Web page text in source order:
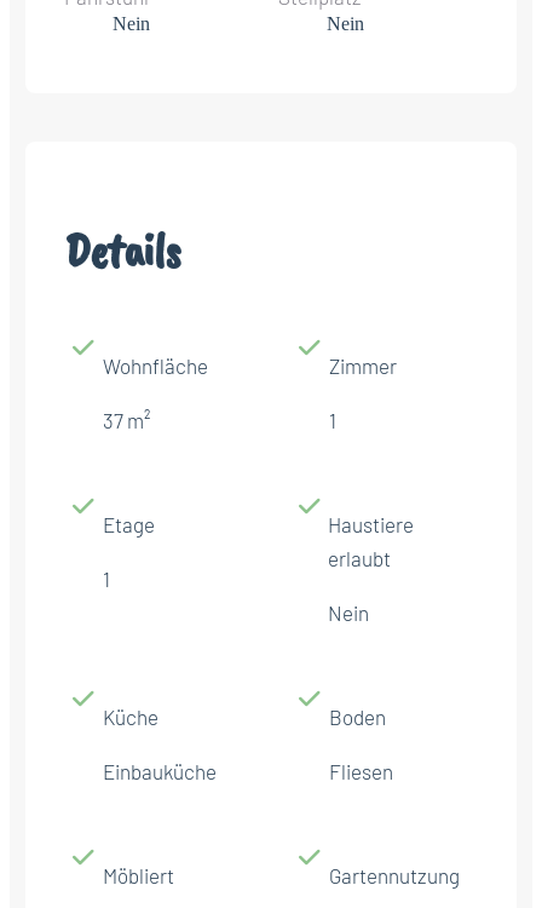
Nein Nein
Details
Wohnfläche
37 m²
Zimmer
1
Etage
1
Haustiere
erlaubt
Nein
Küche
Einbauküche
Boden
Fliesen
Möbliert Gartennutzung